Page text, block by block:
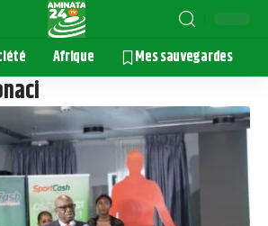
Afrique Mes sauvegardes